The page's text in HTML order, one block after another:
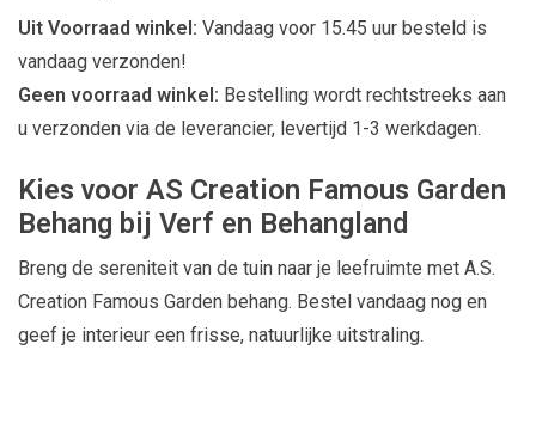
Uit Voorraad winkel: Vandaag voor 15.45 uur besteld is
vandaag verzonden!
Geen voorraad winkel: Bestelling wordt rechtstreeks aan
u verzonden via de leverancier, levertijd 1-3 werkdagen.
Kies voor AS Creation Famous Garden
Behang bij Verf en Behangland
Breng de sereniteit van de tuin naar je leefruimte met A.S.
Creation Famous Garden behang. Bestel vandaag nog en
geef je interieur een frisse, natuurlijke uitstraling.